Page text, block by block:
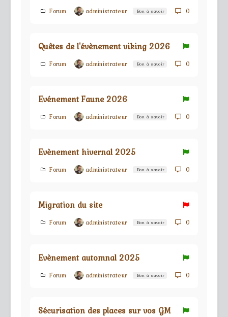
Forum administrateur Bon à savoir 0
Quêtes de l'évènement viking 2026
Forum administrateur Bon à savoir 0
Evénement Faune 2026
Forum administrateur Bon à savoir 0
Evènement hivernal 2025
Forum administrateur Bon à savoir 0
Migration du site
Forum administrateur Bon à savoir 0
Evènement automnal 2025
Forum administrateur Bon à savoir 0
Sécurisation des places sur vos GM